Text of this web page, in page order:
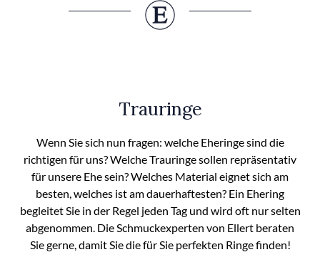
Trauringe
Wenn Sie sich nun fragen: welche Eheringe sind die
richtigen für uns? Welche Trauringe sollen repräsentativ
für unsere Ehe sein? Welches Material eignet sich am
besten, welches ist am dauerhaftesten? Ein Ehering
begleitet Sie in der Regel jeden Tag und wird oft nur selten
abgenommen. Die Schmuckexperten von Ellert beraten
Sie gerne, damit Sie die für Sie perfekten Ringe finden!